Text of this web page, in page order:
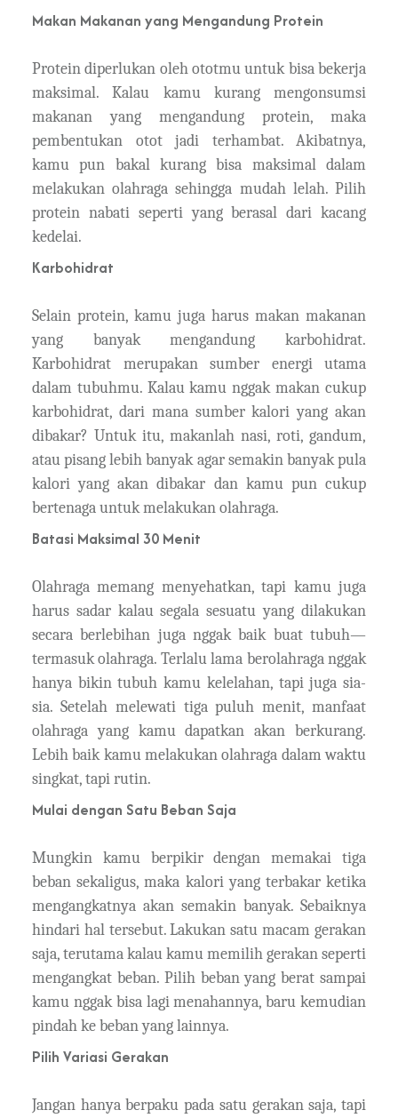
Makan Makanan yang Mengandung Protein
Protein diperlukan oleh ototmu untuk bisa bekerja
maksimal. Kalau kamu kurang mengonsumsi
makanan yang mengandung protein, maka
pembentukan otot jadi terhambat. Akibatnya,
kamu pun bakal kurang bisa maksimal dalam
melakukan olahraga sehingga mudah lelah. Pilih
protein nabati seperti yang berasal dari kacang
kedelai.
Karbohidrat
Selain protein, kamu juga harus makan makanan
yang banyak mengandung karbohidrat.
Karbohidrat merupakan sumber energi utama
dalam tubuhmu. Kalau kamu nggak makan cukup
karbohidrat, dari mana sumber kalori yang akan
dibakar? Untuk itu, makanlah nasi, roti, gandum,
atau pisang lebih banyak agar semakin banyak pula
kalori yang akan dibakar dan kamu pun cukup
bertenaga untuk melakukan olahraga.
Batasi Maksimal 30 Menit
Olahraga memang menyehatkan, tapi kamu juga
harus sadar kalau segala sesuatu yang dilakukan
secara berlebihan juga nggak baik buat tubuh—
termasuk olahraga. Terlalu lama berolahraga nggak
hanya bikin tubuh kamu kelelahan, tapi juga sia-
sia. Setelah melewati tiga puluh menit, manfaat
olahraga yang kamu dapatkan akan berkurang.
Lebih baik kamu melakukan olahraga dalam waktu
singkat, tapi rutin.
Mulai dengan Satu Beban Saja
Mungkin kamu berpikir dengan memakai tiga
beban sekaligus, maka kalori yang terbakar ketika
mengangkatnya akan semakin banyak. Sebaiknya
hindari hal tersebut. Lakukan satu macam gerakan
saja, terutama kalau kamu memilih gerakan seperti
mengangkat beban. Pilih beban yang berat sampai
kamu nggak bisa lagi menahannya, baru kemudian
pindah ke beban yang lainnya.
Pilih Variasi Gerakan
Jangan hanya berpaku pada satu gerakan saja, tapi